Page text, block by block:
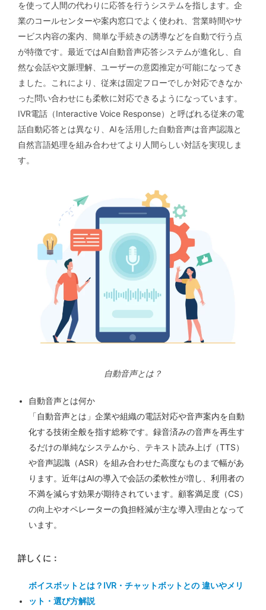
を使って人間の代わりに応答を行うシステムを指します。企
業のコールセンターや案内窓口でよく使われ、営業時間やサ
ービス内容の案内、簡単な手続きの誘導などを自動で行う点
が特徴です。最近ではAI自動音声応答システムが進化し、自
然な会話や文脈理解、ユーザーの意図推定が可能になってき
ました。これにより、従来は固定フローでしか対応できなか
った問い合わせにも柔軟に対応できるようになっています。
IVR電話（Interactive Voice Response）と呼ばれる従来の電
話自動応答とは異なり、AIを活用した自動音声は音声認識と
自然言語処理を組み合わせてより人間らしい対話を実現しま
す。
自動音声とは？
自動音声とは何か
「自動音声とは」企業や組織の電話対応や音声案内を自動
化する技術全般を指す総称です。録音済みの音声を再生す
るだけの単純なシステムから、テキスト読み上げ（TTS）
や音声認識（ASR）を組み合わせた高度なものまで幅があ
ります。近年はAIの導入で会話の柔軟性が増し、利用者の
不満を減らす効果が期待されています。顧客満足度（CS）
の向上やオペレーターの負担軽減が主な導入理由となって
います。
詳しくに：
ボイスボットとは？IVR・チャットボットとの 違いやメリ
ット・選び方解説